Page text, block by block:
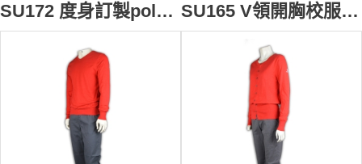
SU172 度身訂製polo衫 團體繡花polo衫設計 校服款式polo衫 polo衫配搭配 polo衫網站 SU165 V領開胸校服冷外套 定製 團體繡花Logo冷外套 冷外套配搭 冷外套專門店